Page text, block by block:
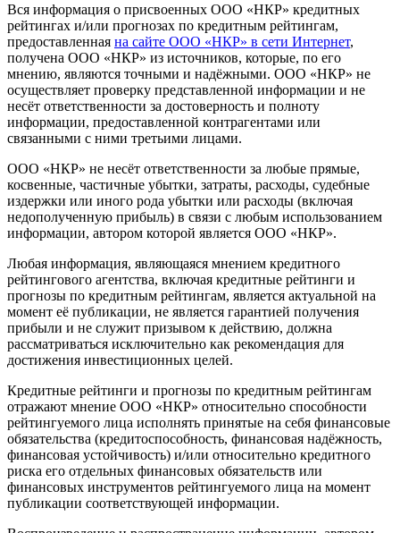
Вся информация о присвоенных ООО «НКР» кредитных
рейтингах и/или прогнозах по кредитным рейтингам,
предоставленная на сайте ООО «НКР» в сети Интернет,
получена ООО «НКР» из источников, которые, по его
мнению, являются точными и надёжными. ООО «НКР» не
осуществляет проверку представленной информации и не
несёт ответственности за достоверность и полноту
информации, предоставленной контрагентами или
связанными с ними третьими лицами.
ООО «НКР» не несёт ответственности за любые прямые,
косвенные, частичные убытки, затраты, расходы, судебные
издержки или иного рода убытки или расходы (включая
недополученную прибыль) в связи с любым использованием
информации, автором которой является ООО «НКР».
Любая информация, являющаяся мнением кредитного
рейтингового агентства, включая кредитные рейтинги и
прогнозы по кредитным рейтингам, является актуальной на
момент её публикации, не является гарантией получения
прибыли и не служит призывом к действию, должна
рассматриваться исключительно как рекомендация для
достижения инвестиционных целей.
Кредитные рейтинги и прогнозы по кредитным рейтингам
отражают мнение ООО «НКР» относительно способности
рейтингуемого лица исполнять принятые на себя финансовые
обязательства (кредитоспособность, финансовая надёжность,
финансовая устойчивость) и/или относительно кредитного
риска его отдельных финансовых обязательств или
финансовых инструментов рейтингуемого лица на момент
публикации соответствующей информации.